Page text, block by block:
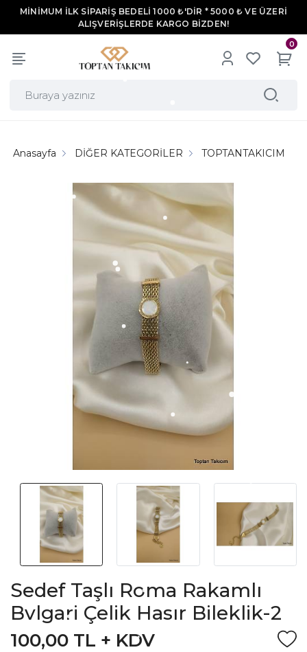
MİNİMUM İLK SİPARİŞ BEDELİ 1000 ₺'DİR * 5000 ₺ VE ÜZERİ
ALIŞVERİŞLERDE KARGO BİZDEN!
0
Anasayfa DİĞER KATEGORİLER TOPTANTAKICIM
Sedef Taşlı Roma Rakamlı
Bvlgari Çelik Hasır Bileklik-2
100,00 TL + KDV